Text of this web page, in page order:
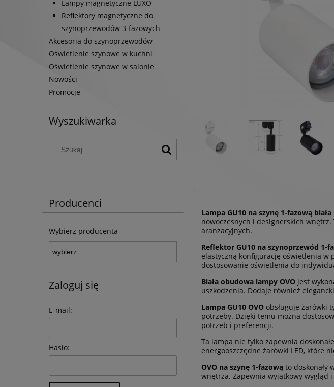
Lampy magnetyczne LUXO
Reflektory magnetyczne do
szynoprzewodów 3-fazowych
Akcesoria do szynoprzewodów
Oświetlenie szynowe w kuchni
Oświetlenie szynowe w salonie
Nowości
Promocje
Wyszukiwarka
Producenci
Wybierz producenta
Zaloguj się
E-mail:
Hasło:
Lampa GU10 na szynę 1-fazową biała
nowoczesnych i designerskich
aranżacyjnych.
Reflektor GU10 na szynoprzewód 1-
elastyczną konfigurację oświetlenia w
dostosowanie oświetlenia do
Biała obudowa lampy OVO jest
uszkodzenia. Dodaje również
Lampa GU10 OVO obsługuje żarówki
potrzeby. Dzięki temu można
potrzeb i preferencji.
Ta lampa nie tylko zapewnia
energooszczędne żarówki LED, które
OVO na szynę 1-fazową to doskonały
wnętrza. Zapewnia wyjątkowy wygląd